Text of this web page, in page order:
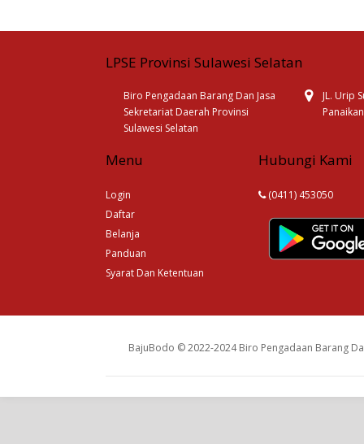
LPSE Provinsi Sulawesi Selatan
Biro Pengadaan Barang Dan Jasa
Sekretariat Daerah Provinsi
Sulawesi Selatan
JL. Urip
Menu
Login
Daftar
Belanja
Panduan
Syarat Dan Ketentuan
Hubungi Kami
(0411) 453050
BajuBodo © 2022-2024 Biro Pengadaan Barang